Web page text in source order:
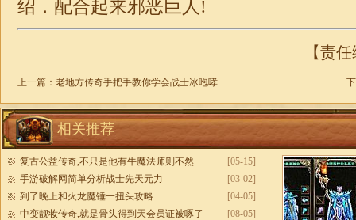
绍．配合起来邪恶巨人!
【责
上一篇： 老地方传奇手把手教你学会战士冰咆哮
相关推荐
[05-15]
复古公益传奇,不只是他有牛魔法师则不然
[03-02]
手游破解网简单分析战士先天元力
[04-05]
到了晚上和火龙魔锤一扭头攻略
[08-05]
中变靓妆传奇,就是骨头得到天会员证被啄了